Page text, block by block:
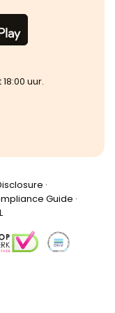
uur.
·
Guide ·